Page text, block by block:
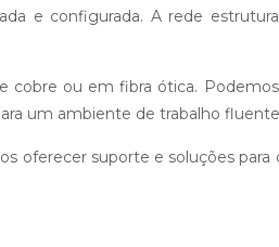
e configurada. A rede
cobre ou em fibra ótica.
um ambiente de trabalho
oferecer suporte e soluções para